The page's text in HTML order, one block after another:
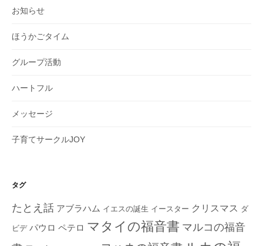
お知らせ
ほうかごタイム
グループ活動
ハートフル
メッセージ
子育てサークルJOY
タグ
たとえ話 アブラハム イエスの誕生 イースター クリスマス ダ
ビデ パウロ ペテロ マタイの福音書 マルコの福音